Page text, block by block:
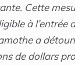
Cette
à l’entrée
a
de dollars